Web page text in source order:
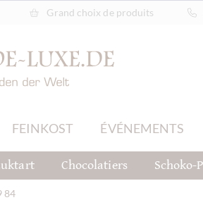
Grand choix de produits
FEINKOST ÉVÉNEMENTS
Chocolatiers Schoko-
84